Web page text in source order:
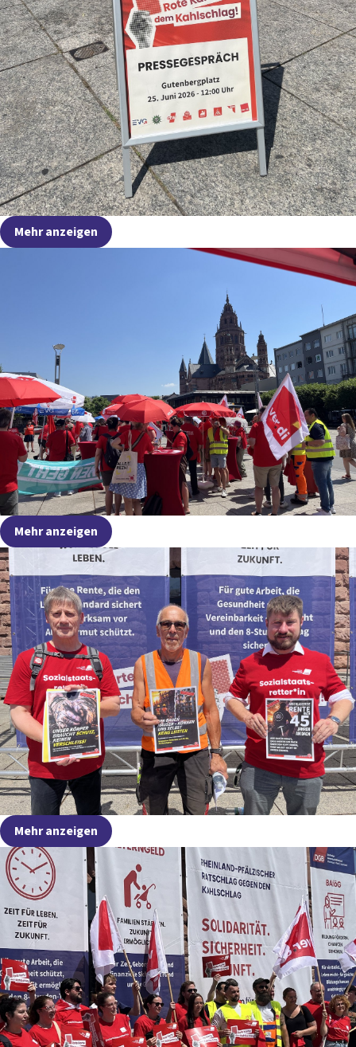
Mehr anzeigen
Mehr anzeigen
Mehr anzeigen